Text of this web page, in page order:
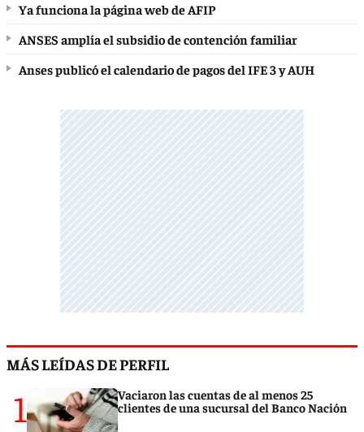
Ya funciona la página web de AFIP
ANSES amplía el subsidio de contención familiar
Anses publicó el calendario de pagos del IFE 3 y AUH
MÁS LEÍDAS DE PERFIL
1
Vaciaron las cuentas de al menos 25
clientes de una sucursal del Banco Nación